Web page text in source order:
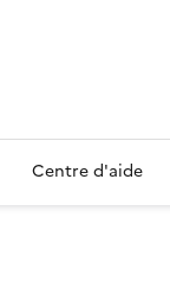
Centre d'aide